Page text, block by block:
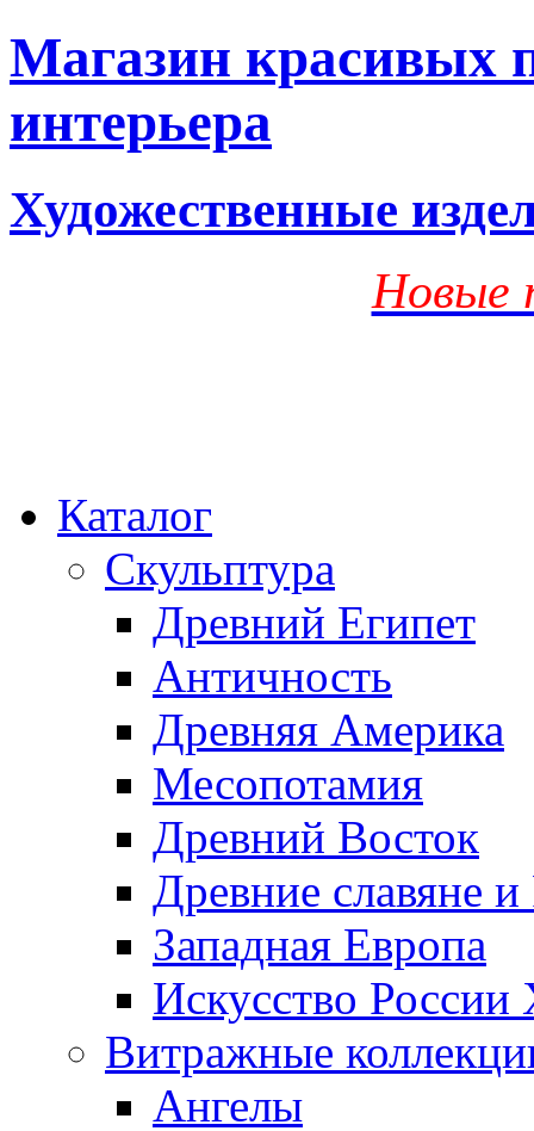
Магазин красивых
интерьера
Художественные
Новые
Каталог
Скульптура
Древний Египет
Античность
Древняя Америка
Месопотамия
Древний Восток
Древние славяне и
Западная Европа
Искусство
Витражные
Ангелы